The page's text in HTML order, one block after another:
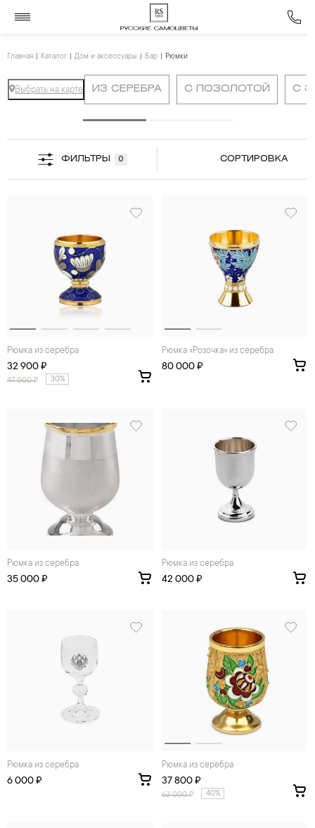
Главная Каталог Дом и аксессуары Бар Рюмки
Выбрать на карте ИЗ СЕРЕБРА С ПОЗОЛОТОЙ С
ФИЛЬТРЫ 0 СОРТИРОВКА
Рюмка из серебра
32 900 ₽
47 000₽ 30%
Рюмка «Розочка» из серебра
80 000 ₽
Рюмка из серебра
35 000 ₽
Рюмка из серебра
42 000 ₽
Рюмка из серебра
6 000 ₽
Рюмка из серебра
37 800 ₽
63 000₽ 40%